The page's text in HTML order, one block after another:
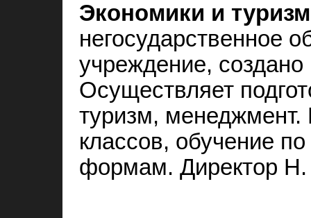
Экономики и
негосударственное
учреждение, создано
Осуществляет
туризм, менеджмент.
классов, обучение
формам. Директор